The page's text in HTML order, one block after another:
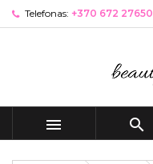
Telefonas: +370 672 27650
 